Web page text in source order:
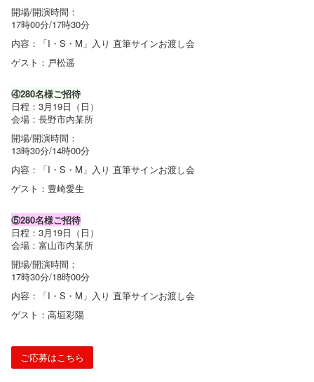
開場/開演時間：
17時00分/17時30分
内容：「I・S・M」入り 直筆サインお渡し会
ゲスト：戸松遥
④280名様ご招待
日程：3月19日（日）
会場：長野市内某所
開場/開演時間：
13時30分/14時00分
内容：「I・S・M」入り 直筆サインお渡し会
ゲスト：豊崎愛生
⑤280名様ご招待
日程：3月19日（日）
会場：富山市内某所
開場/開演時間：
17時30分/18時00分
内容：「I・S・M」入り 直筆サインお渡し会
ゲスト：高垣彩陽
ご応募はこちら